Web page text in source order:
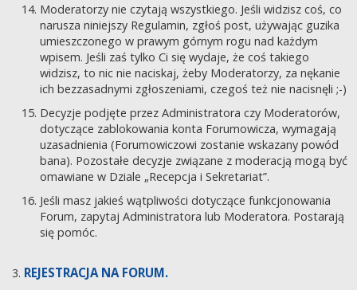
Moderatorzy nie czytają wszystkiego. Jeśli widzisz coś, co
narusza niniejszy Regulamin, zgłoś post, używając guzika
umieszczonego w prawym górnym rogu nad każdym
wpisem. Jeśli zaś tylko Ci się wydaje, że coś takiego
widzisz, to nic nie naciskaj, żeby Moderatorzy, za nękanie
ich bezzasadnymi zgłoszeniami, czegoś też nie nacisnęli ;-)
Decyzje podjęte przez Administratora czy Moderatorów,
dotyczące zablokowania konta Forumowicza, wymagają
uzasadnienia (Forumowiczowi zostanie wskazany powód
bana). Pozostałe decyzje związane z moderacją mogą być
omawiane w Dziale „Recepcja i Sekretariat”.
Jeśli masz jakieś wątpliwości dotyczące funkcjonowania
Forum, zapytaj Administratora lub Moderatora. Postarają
się pomóc.
REJESTRACJA NA FORUM.